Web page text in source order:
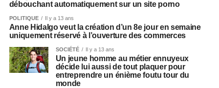
débouchant automatiquement sur un site porno
POLITIQUE Il y a 13 ans
Anne Hidalgo veut la création d’un 8e jour en semaine
uniquement réservé à l’ouverture des commerces
SOCIÉTÉ Il y a 13 ans
Un jeune homme au métier ennuyeux
décide lui aussi de tout plaquer pour
entreprendre un énième foutu tour du
monde